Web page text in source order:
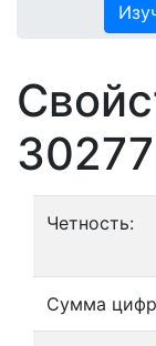
30277
Четность:
Сумма